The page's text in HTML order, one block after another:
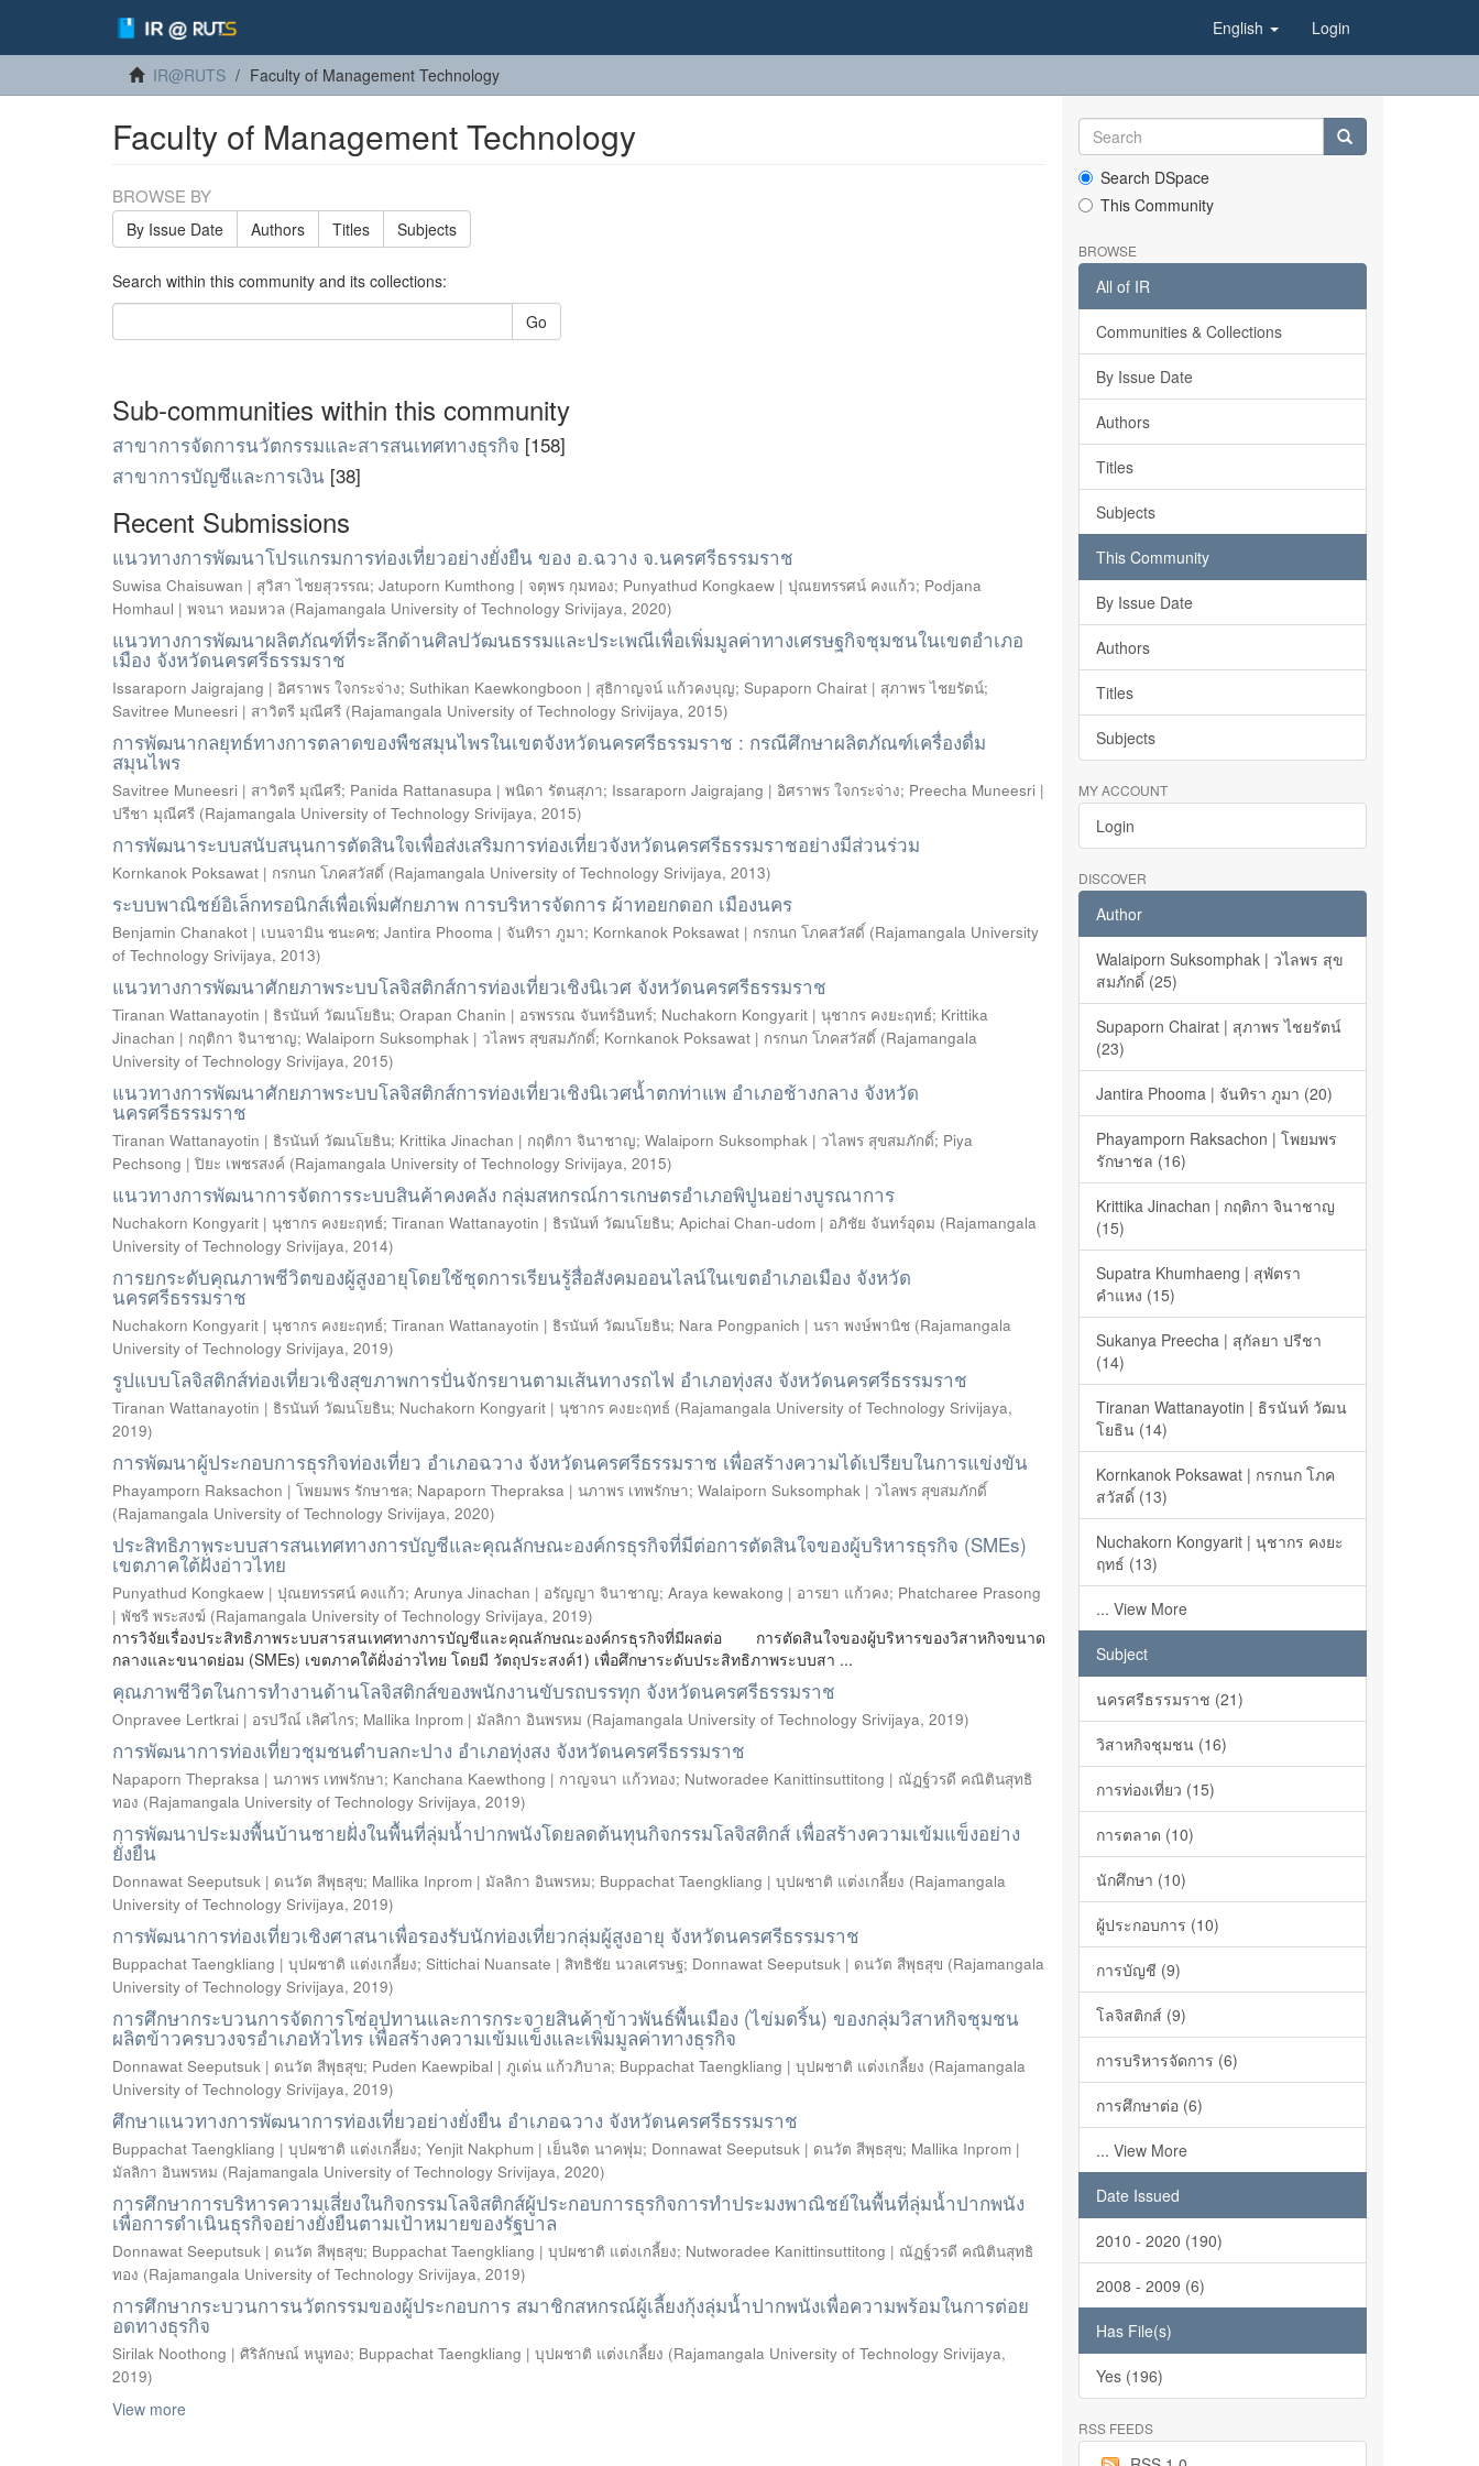
English Login
IR@RUTS Faculty of Management Technology
Faculty of Management Technology
BROWSE BY
By Issue Date Authors Titles Subjects
Search within this community and its collections:
Go
Sub-communities within this community
สาขาการจัดการนวัตกรรมและสารสนเทศทางธุรกิจ [158]
สาขาการบัญชีและการเงิน [38]
Recent Submissions
แนวทางการพัฒนาโปรแกรมการท่องเที่ยวอย่างยั่งยืน ของ อ.ฉวาง จ.นครศรีธรรมราช
Suwisa Chaisuwan | สุวิสา ไชยสุวรรณ; Jatuporn Kumthong | จตุพร กุมทอง; Punyathud Kongkaew | ปุณยทรรศน์ คงแก้ว; Podjana
Homhaul | พจนา หอมหวล (Rajamangala University of Technology Srivijaya, 2020)
แนวทางการพัฒนาผลิตภัณฑ์ที่ระลึกด้านศิลปวัฒนธรรมและประเพณีเพื่อเพิ่มมูลค่าทางเศรษฐกิจชุมชนในเขตอำเภอ
เมือง จังหวัดนครศรีธรรมราช
Issaraporn Jaigrajang | อิศราพร ใจกระจ่าง; Suthikan Kaewkongboon | สุธิกาญจน์ แก้วคงบุญ; Supaporn Chairat | สุภาพร ไชยรัตน์;
Savitree Muneesri | สาวิตรี มุณีศรี (Rajamangala University of Technology Srivijaya, 2015)
การพัฒนากลยุทธ์ทางการตลาดของพืชสมุนไพรในเขตจังหวัดนครศรีธรรมราช : กรณีศึกษาผลิตภัณฑ์เครื่องดื่ม
สมุนไพร
Savitree Muneesri | สาวิตรี มุณีศรี; Panida Rattanasupa | พนิดา รัตนสุภา; Issaraporn Jaigrajang | อิศราพร ใจกระจ่าง; Preecha Muneesri |
ปรีชา มุณีศรี (Rajamangala University of Technology Srivijaya, 2015)
การพัฒนาระบบสนับสนุนการตัดสินใจเพื่อส่งเสริมการท่องเที่ยวจังหวัดนครศรีธรรมราชอย่างมีส่วนร่วม
Kornkanok Poksawat | กรกนก โภคสวัสดิ์ (Rajamangala University of Technology Srivijaya, 2013)
ระบบพาณิชย์อิเล็กทรอนิกส์เพื่อเพิ่มศักยภาพ การบริหารจัดการ ผ้าทอยกดอก เมืองนคร
Benjamin Chanakot | เบนจามิน ชนะคช; Jantira Phooma | จันทิรา ภูมา; Kornkanok Poksawat | กรกนก โภคสวัสดิ์ (Rajamangala University
of Technology Srivijaya, 2013)
แนวทางการพัฒนาศักยภาพระบบโลจิสติกส์การท่องเที่ยวเชิงนิเวศ จังหวัดนครศรีธรรมราช
Tiranan Wattanayotin | ธิรนันท์ วัฒนโยธิน; Orapan Chanin | อรพรรณ จันทร์อินทร์; Nuchakorn Kongyarit | นุชากร คงยะฤทธ์; Krittika
Jinachan | กฤติกา จินาชาญ; Walaiporn Suksomphak | วไลพร สุขสมภักดิ์; Kornkanok Poksawat | กรกนก โภคสวัสดิ์ (Rajamangala
University of Technology Srivijaya, 2015)
แนวทางการพัฒนาศักยภาพระบบโลจิสติกส์การท่องเที่ยวเชิงนิเวศน้ำตกท่าแพ อำเภอช้างกลาง จังหวัด
นครศรีธรรมราช
Tiranan Wattanayotin | ธิรนันท์ วัฒนโยธิน; Krittika Jinachan | กฤติกา จินาชาญ; Walaiporn Suksomphak | วไลพร สุขสมภักดิ์; Piya
Pechsong | ปิยะ เพชรสงค์ (Rajamangala University of Technology Srivijaya, 2015)
แนวทางการพัฒนาการจัดการระบบสินค้าคงคลัง กลุ่มสหกรณ์การเกษตรอำเภอพิปูนอย่างบูรณาการ
Nuchakorn Kongyarit | นุชากร คงยะฤทธ์; Tiranan Wattanayotin | ธิรนันท์ วัฒนโยธิน; Apichai Chan-udom | อภิชัย จันทร์อุดม (Rajamangala
University of Technology Srivijaya, 2014)
การยกระดับคุณภาพชีวิตของผู้สูงอายุโดยใช้ชุดการเรียนรู้สื่อสังคมออนไลน์ในเขตอำเภอเมือง จังหวัด
นครศรีธรรมราช
Nuchakorn Kongyarit | นุชากร คงยะฤทธ์; Tiranan Wattanayotin | ธิรนันท์ วัฒนโยธิน; Nara Pongpanich | นรา พงษ์พานิช (Rajamangala
University of Technology Srivijaya, 2019)
รูปแบบโลจิสติกส์ท่องเที่ยวเชิงสุขภาพการปั่นจักรยานตามเส้นทางรถไฟ อำเภอทุ่งสง จังหวัดนครศรีธรรมราช
Tiranan Wattanayotin | ธิรนันท์ วัฒนโยธิน; Nuchakorn Kongyarit | นุชากร คงยะฤทธ์ (Rajamangala University of Technology Srivijaya,
2019)
การพัฒนาผู้ประกอบการธุรกิจท่องเที่ยว อำเภอฉวาง จังหวัดนครศรีธรรมราช เพื่อสร้างความได้เปรียบในการแข่งขัน
Phayamporn Raksachon | โพยมพร รักษาชล; Napaporn Thepraksa | นภาพร เทพรักษา; Walaiporn Suksomphak | วไลพร สุขสมภักดิ์
(Rajamangala University of Technology Srivijaya, 2020)
ประสิทธิภาพระบบสารสนเทศทางการบัญชีและคุณลักษณะองค์กรธุรกิจที่มีต่อการตัดสินใจของผู้บริหารธุรกิจ (SMEs)
เขตภาคใต้ฝั่งอ่าวไทย
Punyathud Kongkaew | ปุณยทรรศน์ คงแก้ว; Arunya Jinachan | อรัญญา จินาชาญ; Araya kewakong | อารยา แก้วคง; Phatcharee Prasong
| พัชรี พระสงฆ์ (Rajamangala University of Technology Srivijaya, 2019)
การวิจัยเรื่องประสิทธิภาพระบบสารสนเทศทางการบัญชีและคุณลักษณะองค์กรธุรกิจที่มีผลต่อ การตัดสินใจของผู้บริหารของวิสาหกิจขนาด
กลางและขนาดย่อม (SMEs) เขตภาคใต้ฝั่งอ่าวไทย โดยมี วัตถุประสงค์1) เพื่อศึกษาระดับประสิทธิภาพระบบสา ...
คุณภาพชีวิตในการทำงานด้านโลจิสติกส์ของพนักงานขับรถบรรทุก จังหวัดนครศรีธรรมราช
Onpravee Lertkrai | อรปวีณ์ เลิศไกร; Mallika Inprom | มัลลิกา อินพรหม (Rajamangala University of Technology Srivijaya, 2019)
การพัฒนาการท่องเที่ยวชุมชนตำบลกะปาง อำเภอทุ่งสง จังหวัดนครศรีธรรมราช
Napaporn Thepraksa | นภาพร เทพรักษา; Kanchana Kaewthong | กาญจนา แก้วทอง; Nutworadee Kanittinsuttitong | ณัฏฐ์วรดี คณิตินสุทธิ
ทอง (Rajamangala University of Technology Srivijaya, 2019)
การพัฒนาประมงพื้นบ้านชายฝั่งในพื้นที่ลุ่มน้ำปากพนังโดยลดต้นทุนกิจกรรมโลจิสติกส์ เพื่อสร้างความเข้มแข็งอย่าง
ยั่งยืน
Donnawat Seeputsuk | ดนวัต สีพุธสุข; Mallika Inprom | มัลลิกา อินพรหม; Buppachat Taengkliang | บุปผชาติ แต่งเกลี้ยง (Rajamangala
University of Technology Srivijaya, 2019)
การพัฒนาการท่องเที่ยวเชิงศาสนาเพื่อรองรับนักท่องเที่ยวกลุ่มผู้สูงอายุ จังหวัดนครศรีธรรมราช
Buppachat Taengkliang | บุปผชาติ แต่งเกลี้ยง; Sittichai Nuansate | สิทธิชัย นวลเศรษฐ; Donnawat Seeputsuk | ดนวัต สีพุธสุข (Rajamangala
University of Technology Srivijaya, 2019)
การศึกษากระบวนการจัดการโซ่อุปทานและการกระจายสินค้าข้าวพันธ์พื้นเมือง (ไข่มดริ้น) ของกลุ่มวิสาหกิจชุมชน
ผลิตข้าวครบวงจรอำเภอหัวไทร เพื่อสร้างความเข้มแข็งและเพิ่มมูลค่าทางธุรกิจ
Donnawat Seeputsuk | ดนวัต สีพุธสุข; Puden Kaewpibal | ภูเด่น แก้วภิบาล; Buppachat Taengkliang | บุปผชาติ แต่งเกลี้ยง (Rajamangala
University of Technology Srivijaya, 2019)
ศึกษาแนวทางการพัฒนาการท่องเที่ยวอย่างยั่งยืน อำเภอฉวาง จังหวัดนครศรีธรรมราช
Buppachat Taengkliang | บุปผชาติ แต่งเกลี้ยง; Yenjit Nakphum | เย็นจิต นาคพุ่ม; Donnawat Seeputsuk | ดนวัต สีพุธสุข; Mallika Inprom |
มัลลิกา อินพรหม (Rajamangala University of Technology Srivijaya, 2020)
การศึกษาการบริหารความเสี่ยงในกิจกรรมโลจิสติกส์ผู้ประกอบการธุรกิจการทำประมงพาณิชย์ในพื้นที่ลุ่มน้ำปากพนัง
เพื่อการดำเนินธุรกิจอย่างยั่งยืนตามเป้าหมายของรัฐบาล
Donnawat Seeputsuk | ดนวัต สีพุธสุข; Buppachat Taengkliang | บุปผชาติ แต่งเกลี้ยง; Nutworadee Kanittinsuttitong | ณัฏฐ์วรดี คณิตินสุทธิ
ทอง (Rajamangala University of Technology Srivijaya, 2019)
การศึกษากระบวนการนวัตกรรมของผู้ประกอบการ สมาชิกสหกรณ์ผู้เลี้ยงกุ้งลุ่มน้ำปากพนังเพื่อความพร้อมในการต่อย
อดทางธุรกิจ
Sirilak Noothong | ศิริลักษณ์ หนูทอง; Buppachat Taengkliang | บุปผชาติ แต่งเกลี้ยง (Rajamangala University of Technology Srivijaya,
2019)
View more
Search DSpace
This Community
BROWSE
All of IR
Communities & Collections
By Issue Date
Authors
Titles
Subjects
This Community
By Issue Date
Authors
Titles
Subjects
MY ACCOUNT
Login
DISCOVER
Author
Walaiporn Suksomphak | วไลพร สุข
สมภักดิ์ (25)
Supaporn Chairat | สุภาพร ไชยรัตน์
(23)
Jantira Phooma | จันทิรา ภูมา (20)
Phayamporn Raksachon | โพยมพร
รักษาชล (16)
Krittika Jinachan | กฤติกา จินาชาญ
(15)
Supatra Khumhaeng | สุพัตรา
คำแหง (15)
Sukanya Preecha | สุกัลยา ปรีชา
(14)
Tiranan Wattanayotin | ธิรนันท์ วัฒน
โยธิน (14)
Kornkanok Poksawat | กรกนก โภค
สวัสดิ์ (13)
Nuchakorn Kongyarit | นุชากร คงยะ
ฤทธ์ (13)
... View More
Subject
นครศรีธรรมราช (21)
วิสาหกิจชุมชน (16)
การท่องเที่ยว (15)
การตลาด (10)
นักศึกษา (10)
ผู้ประกอบการ (10)
การบัญชี (9)
โลจิสติกส์ (9)
การบริหารจัดการ (6)
การศึกษาต่อ (6)
... View More
Date Issued
2010 - 2020 (190)
2008 - 2009 (6)
Has File(s)
Yes (196)
RSS FEEDS